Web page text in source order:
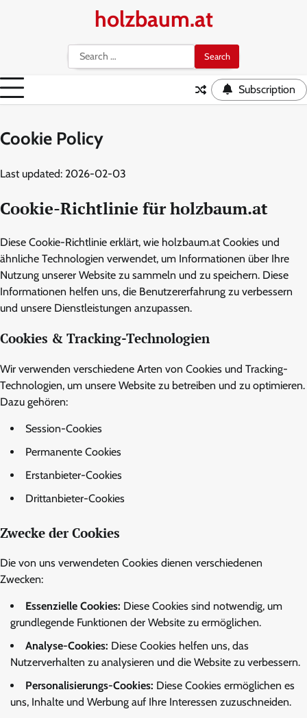
holzbaum.at
Search
for:
Subscription
Cookie Policy
Last updated: 2026-02-03
Cookie-Richtlinie für holzbaum.at
Diese Cookie-Richtlinie erklärt, wie holzbaum.at Cookies und
ähnliche Technologien verwendet, um Informationen über Ihre
Nutzung unserer Website zu sammeln und zu speichern. Diese
Informationen helfen uns, die Benutzererfahrung zu verbessern
und unsere Dienstleistungen anzupassen.
Cookies & Tracking-Technologien
Wir verwenden verschiedene Arten von Cookies und Tracking-
Technologien, um unsere Website zu betreiben und zu optimieren.
Dazu gehören:
Session-Cookies
Permanente Cookies
Erstanbieter-Cookies
Drittanbieter-Cookies
Zwecke der Cookies
Die von uns verwendeten Cookies dienen verschiedenen
Zwecken:
Essenzielle Cookies: Diese Cookies sind notwendig, um
grundlegende Funktionen der Website zu ermöglichen.
Analyse-Cookies: Diese Cookies helfen uns, das
Nutzerverhalten zu analysieren und die Website zu verbessern.
Personalisierungs-Cookies: Diese Cookies ermöglichen es
uns, Inhalte und Werbung auf Ihre Interessen zuzuschneiden.